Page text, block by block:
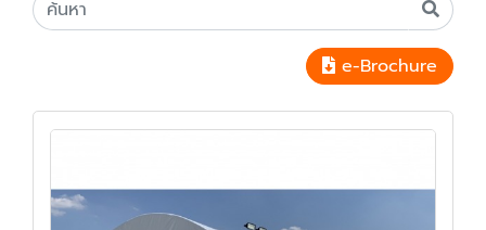
e-Brochure